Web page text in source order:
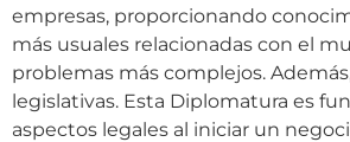
empresas, proporcionando
más usuales relacionadas con el
problemas más complejos.
legislativas. Esta Diplomatura es
aspectos legales al iniciar un